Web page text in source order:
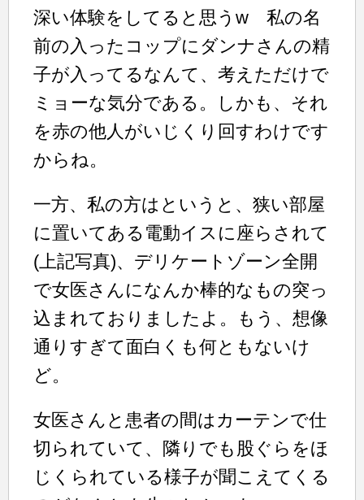
深い体験をしてると思うw 私の名
前の入ったコップにダンナさんの精
子が入ってるなんて、考えただけで
ミョーな気分である。しかも、それ
を赤の他人がいじくり回すわけです
からね。
一方、私の方はというと、狭い部屋
に置いてある電動イスに座らされて
(上記写真)、デリケートゾーン全開
で女医さんになんか棒的なもの突っ
込まれておりましたよ。もう、想像
通りすぎて面白くも何ともないけ
ど。
女医さんと患者の間はカーテンで仕
切られていて、隣りでも股ぐらをほ
じくられている様子が聞こえてくる